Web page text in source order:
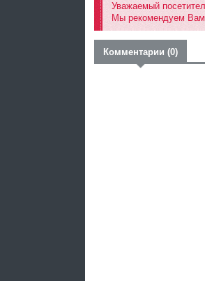
Уважаемый
Мы рекомендуем Вам
Комментарии (0)